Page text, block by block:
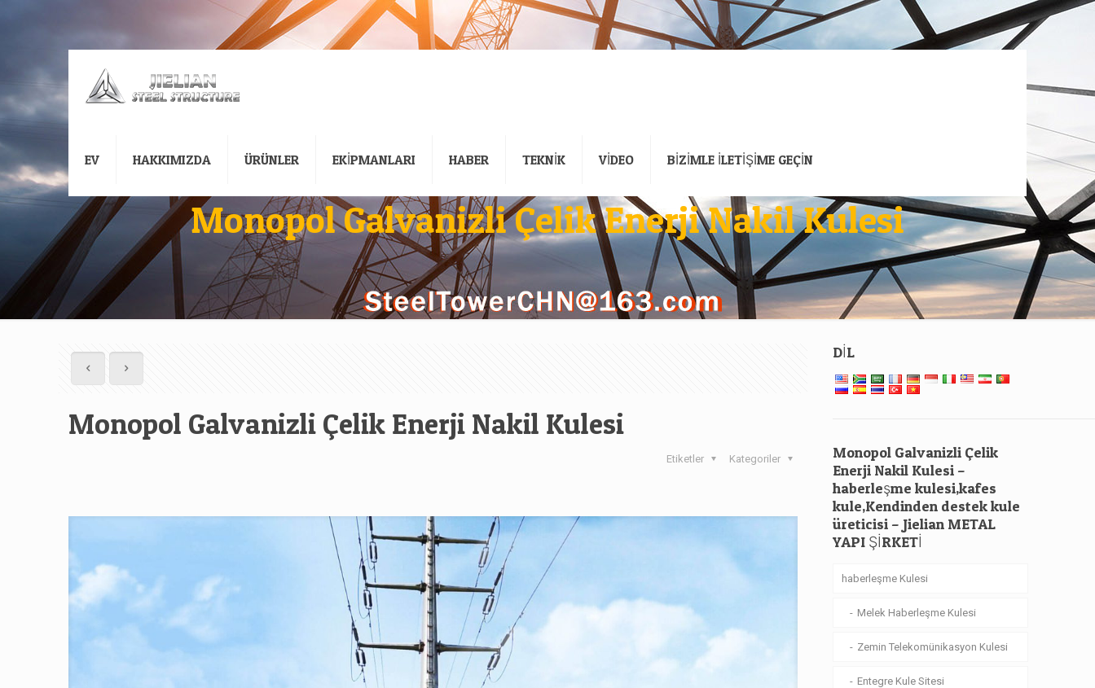
EV HAKKIMIZDA ÜRÜNLER EKİPMANLARI HABER TEKNİK VİDEO BİZİMLE İLETİŞİME GEÇİN
Monopol Galvanizli Çelik Enerji Nakil Kulesi
Monopol Galvanizli Çelik Enerji Nakil Kulesi
Kategoriler
Etiketler
DİL
Monopol Galvanizli Çelik
Enerji Nakil Kulesi –
haberleşme kulesi,kafes
kule,Kendinden destek kule
üreticisi – Jielian METAL
YAPI ŞİRKETİ
haberleşme Kulesi
Melek Haberleşme Kulesi
Zemin Telekomünikasyon Kulesi
Entegre Kule Sitesi